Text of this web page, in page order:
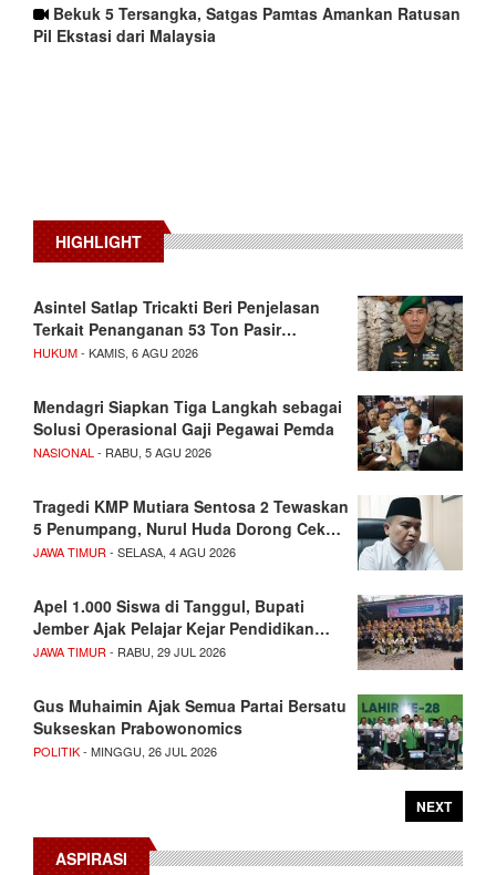
Bekuk 5 Tersangka, Satgas Pamtas Amankan Ratusan
Pil Ekstasi dari Malaysia
HIGHLIGHT
Asintel Satlap Tricakti Beri Penjelasan
Terkait Penanganan 53 Ton Pasir…
HUKUM- KAMIS, 6 AGU 2026
Mendagri Siapkan Tiga Langkah sebagai
Solusi Operasional Gaji Pegawai Pemda
NASIONAL - RABU, 5 AGU 2026
Tragedi KMP Mutiara Sentosa 2 Tewaskan
5 Penumpang, Nurul Huda Dorong Cek…
JAWA TIMUR - SELASA, 4 AGU 2026
Apel 1.000 Siswa di Tanggul, Bupati
Jember Ajak Pelajar Kejar Pendidikan…
JAWA TIMUR - RABU, 29 JUL 2026
Gus Muhaimin Ajak Semua Partai Bersatu
Sukseskan Prabowonomics
POLITIK- MINGGU, 26 JUL 2026
NEXT
ASPIRASI